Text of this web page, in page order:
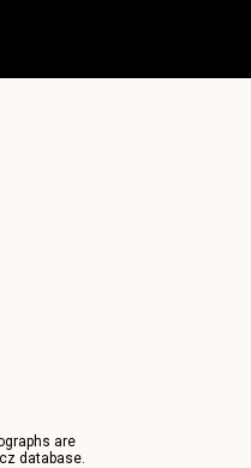
are
database.